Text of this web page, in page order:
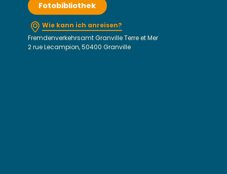
Fotobibliothek
Wie kann ich anreisen?
Fremdenverkehrsamt Granville Terre et Mer
2 rue Lecampion, 50400 Granville